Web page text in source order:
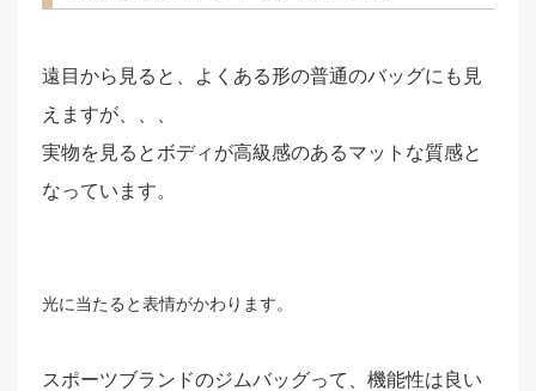
遠目から見ると、よくある形の普通のバッグにも見
えますが、、、
実物を見るとボディが高級感のあるマットな質感と
なっています。
光に当たると表情がかわります。
スポーツブランドのジムバッグって、機能性は良い